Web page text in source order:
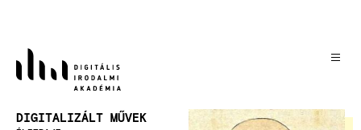
Kép
DIGITALIZÁLT MŰVEK